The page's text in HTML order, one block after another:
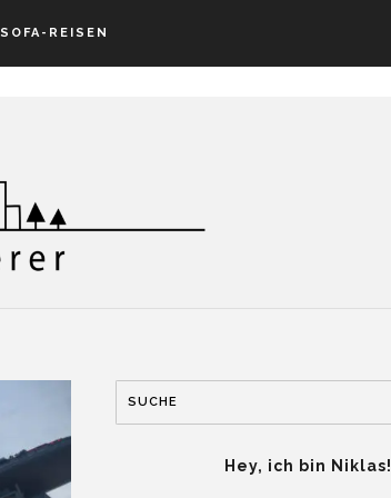
SOFA-REISEN
Hey, ich bin Niklas!